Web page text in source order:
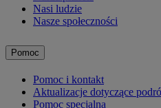
Nasi ludzie
Nasze społeczności
Pomoc
Pomoc i kontakt
Aktualizacje dotyczące
Pomoc specjalna